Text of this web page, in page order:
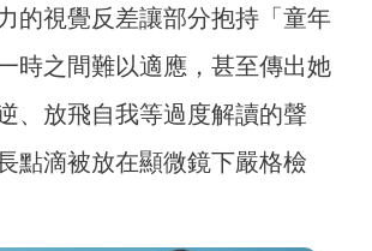
的視覺反差讓部分抱持「童年
時之間難以適應，甚至傳出她
、放飛自我等過度解讀的聲
點滴被放在顯微鏡下嚴格檢